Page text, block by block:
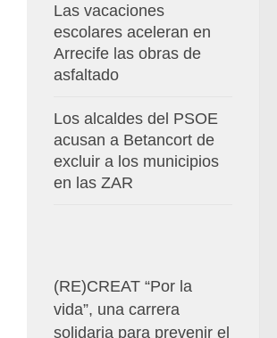
Las vacaciones
escolares aceleran en
Arrecife las obras de
asfaltado
Los alcaldes del PSOE
acusan a Betancort de
excluir a los municipios
en las ZAR
(RE)CREAT “Por la
vida”, una carrera
solidaria para prevenir el